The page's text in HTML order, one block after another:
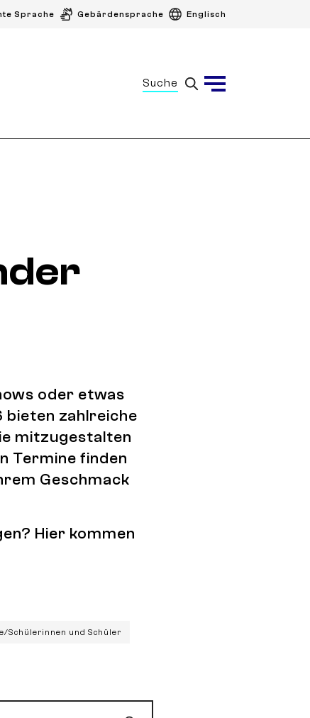
Sprache Gebärdensprache Englisch
Suche
oder etwas
bieten zahlreiche
mitzugestalten
Termine finden
Geschmack
Hier kommen
Schülerinnen und Schüler